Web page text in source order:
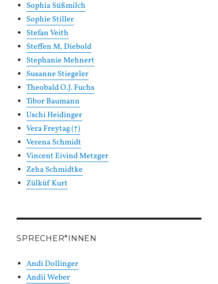
Sophia Süßmilch
Sophie Stiller
Stefan Veith
Steffen M. Diebold
Stephanie Mehnert
Susanne Stiegeler
Theobald O.J. Fuchs
Tibor Baumann
Uschi Heidinger
Vera Freytag (†)
Verena Schmidt
Vincent Eivind Metzger
Zeha Schmidtke
Zülküf Kurt
SPRECHER*INNEN
Andi Dollinger
Andii Weber